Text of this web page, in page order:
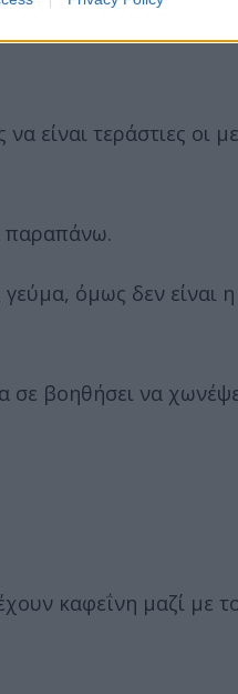
είναι τεράστιες οι
παραπάνω.
όμως δεν είναι
σε βοηθήσει να
καφεΐνη μαζί με